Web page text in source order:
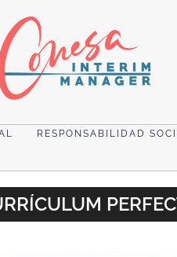
RESPONSABILIDAD